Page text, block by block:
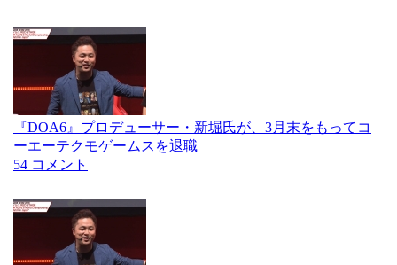
『DOA6』プロデューサー・新堀氏が、3月末をもってコ
ーエーテクモゲームスを退職
54 コメント